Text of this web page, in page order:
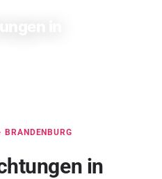
BRANDENBURG
in